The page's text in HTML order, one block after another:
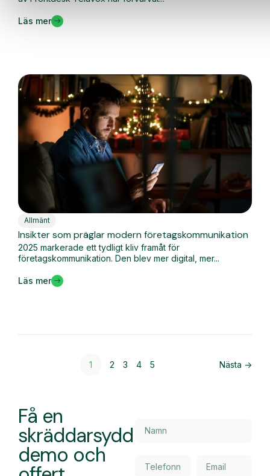
Läs mer
Allmänt
Insikter som präglar modern företagskommunikation
2025 markerade ett tydligt kliv framåt för
företagskommunikation. Den blev mer digital, mer...
Läs mer
1 2 3 4 5 Nästa ->
Få en
skräddarsydd
demo och